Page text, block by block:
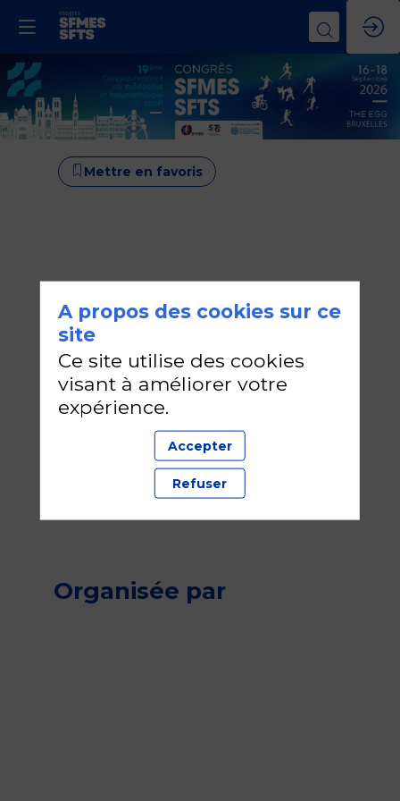
Mettre en favoris
Organisée par
A propos des cookies sur ce
site
Ce site utilise des cookies
visant à améliorer votre
expérience.
Accepter
Refuser